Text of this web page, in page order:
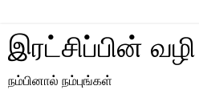
இரட்சிப்பின் வழி
நம்பினால் நம்புங்கள்